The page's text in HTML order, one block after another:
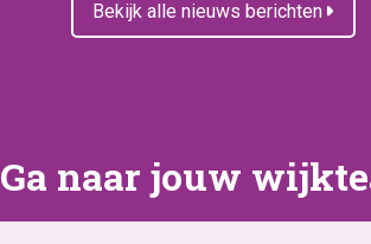
Bekijk alle nieuws berichten
Ga naar jouw